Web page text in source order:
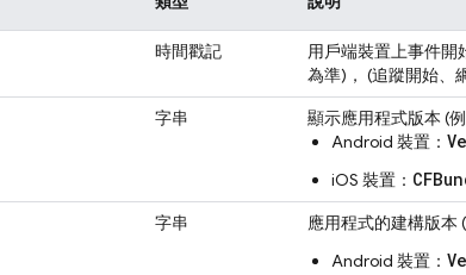
時間戳記
用戶端裝置上事件開
為準)， (追蹤開始、
字串
顯示應用程式版本 (
Android 裝置：
iOS 裝置：
字串
應用程式的建構版本
Android 裝置：